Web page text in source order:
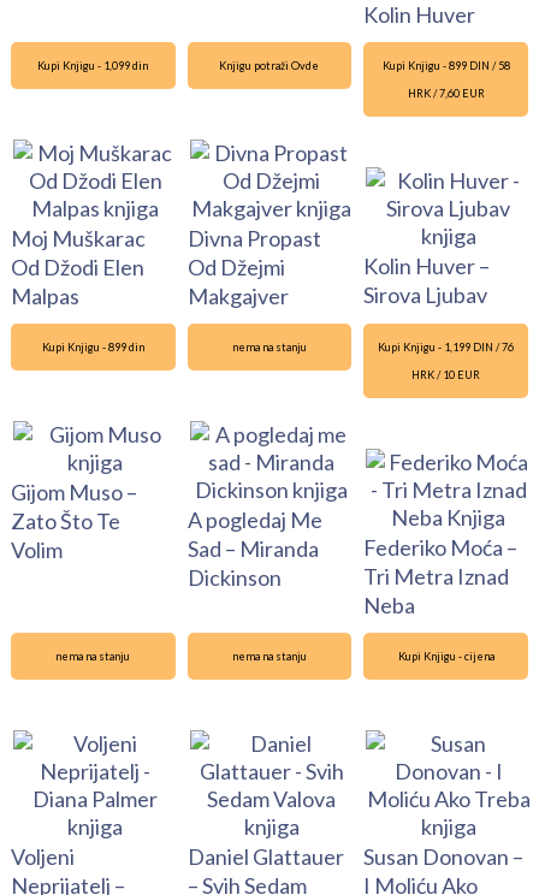
Kolin Huver
Kupi Knjigu - 1,099 din
Moj Muškarac
Od Džodi Elen
Malpas
Knjigu potraži Ovde
Divna Propast
Od Džejmi
Makgajver
Kupi Knjigu - 899 DIN / 58
HRK / 7,60 EUR
Kolin Huver –
Sirova Ljubav
Kupi Knjigu - 899 din
Gijom Muso –
Zato Što Te
Volim
nema na stanju
A pogledaj Me
Sad – Miranda
Dickinson
Kupi Knjigu - 1,199 DIN / 76
HRK / 10 EUR
Federiko Moća –
Tri Metra Iznad
Neba
nema na stanju
Voljeni
Neprijatelj –
nema na stanju
Daniel Glattauer
– Svih Sedam
Kupi Knjigu - cijena
Susan Donovan –
I Moliću Ako